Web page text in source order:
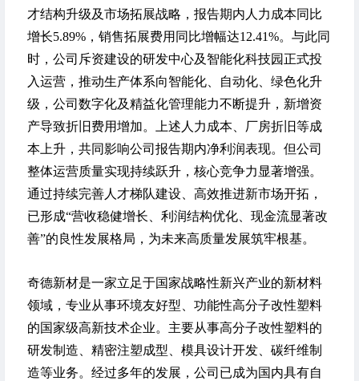
才结构升级及市场拓展战略，报告期内人力成本同比
增长5.89%，销售拓展费用同比增幅达12.41%。与此同
时，公司斥资建设的研发中心及智能化科技园正式投
入运营，推动生产体系向智能化、自动化、绿色化升
级，公司数字化及精益化管理能力不断提升，新增资
产导致折旧费用增加。上述人力成本、厂房折旧等成
本上升，共同影响公司报告期内净利润表现。但公司
整体运营质量实现持续跃升，核心竞争力显著增强。
通过持续完善人才梯队建设、高效推进新市场开拓，
已形成“营收稳健增长、利润结构优化、现金流显著改
善”的良性发展格局，为未来高质量发展筑牢根基。
奇德新材是一家立足于国家战略性新兴产业的新材料
领域，专业从事环境友好型、功能性高分子改性塑料
的国家级高新技术企业。主要从事高分子改性塑料的
研发制造、精密注塑成型、模具设计开发、碳纤维制
造等业务。经过多年的发展，公司已成为国内具有自